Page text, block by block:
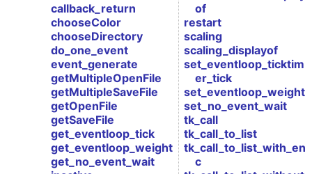
callback_return
chooseColor
chooseDirectory
do_one_event
event_generate
getMultipleOpenFile
getMultipleSaveFile
getOpenFile
getSaveFile
get_eventloop_tick
get_eventloop_weight
get_no_event_wait
of
restart
scaling
scaling_displayof
set_eventloop_ticktim
er_tick
set_eventloop_weight
set_no_event_wait
tk_call
tk_call_to_list
tk_call_to_list_with_en
c